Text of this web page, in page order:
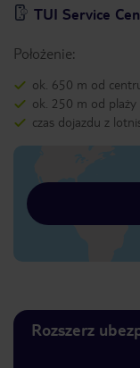
TUI Service
Położenie:
ok. 650 m od
ok. 250 m od plaży
czas dojazdu z
Rozszerz